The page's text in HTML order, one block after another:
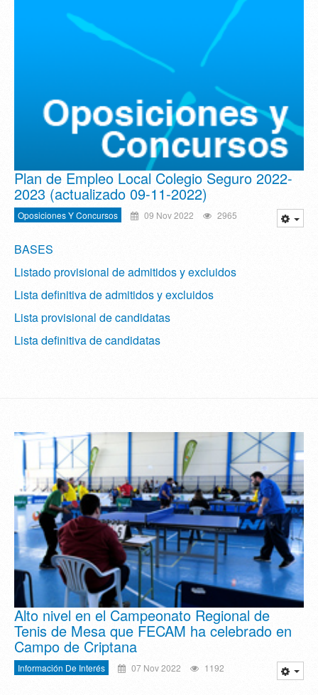
Plan de Empleo Local Colegio Seguro 2022-
2023 (actualizado 09-11-2022)
Oposiciones Y Concursos 09 Nov 2022 2965
BASES
Listado provisional de admitidos y excluidos
Lista definitiva de admitidos y excluidos
Lista provisional de candidatas
Lista definitiva de candidatas
Alto nivel en el Campeonato Regional de
Tenis de Mesa que FECAM ha celebrado en
Campo de Criptana
Información De Interés 07 Nov 2022 1192